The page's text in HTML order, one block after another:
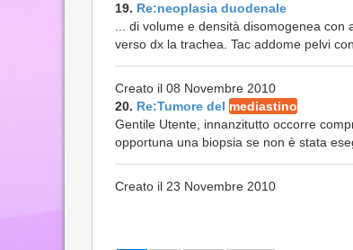
19. Re:neoplasia duodenale
... di volume e densità disomogenea
verso dx la trachea. Tac addome pelvi
Creato il 08 Novembre 2010
20. Re:Tumore del mediastino
Gentile Utente, innanzitutto occorre
opportuna una biopsia se non è stata
Creato il 23 Novembre 2010